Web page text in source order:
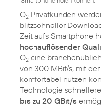
O2 Privatkunden
blitzschneller
Zeit aufs Smartphone
hochauflösender
O2 eine
von 300 MBit/s, mit
komfortabel nutzen
Technologie
bis zu 20 GBit/s